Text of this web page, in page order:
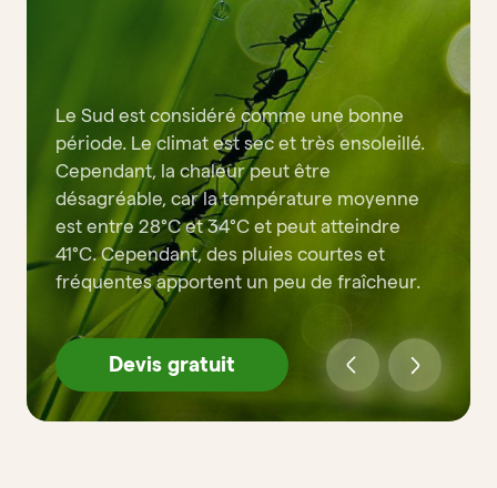
Le Sud est considéré comme une bonne
période. Le climat est sec et très ensoleillé.
Cependant, la chaleur peut être
désagréable, car la température moyenne
est entre 28°C et 34°C et peut atteindre
41°C. Cependant, des pluies courtes et
fréquentes apportent un peu de fraîcheur.
Devis gratuit